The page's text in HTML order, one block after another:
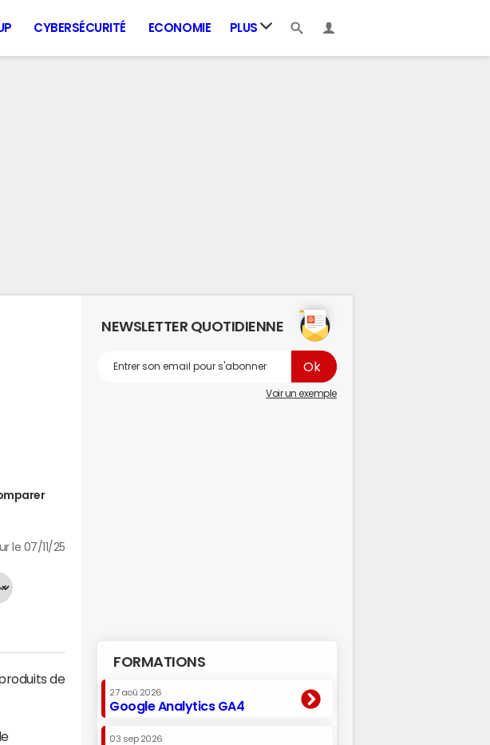
CYBERSÉCURITÉ ECONOMIE PLUS
le 07/11/25
de
NEWSLETTER QUOTIDIENNE
Voir un exemple
FORMATIONS
27 aoû 2026
Google Analytics GA4
03 sep 2026